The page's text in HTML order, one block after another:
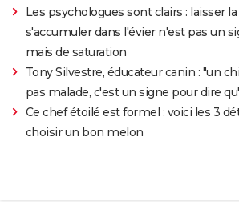
Les psychologues sont clairs : laisser
s'accumuler dans l'évier n'est pas un
mais de saturation
Tony Silvestre, éducateur canin : "un
pas malade, c'est un signe pour dire
Ce chef étoilé est formel : voici les 3
choisir un bon melon